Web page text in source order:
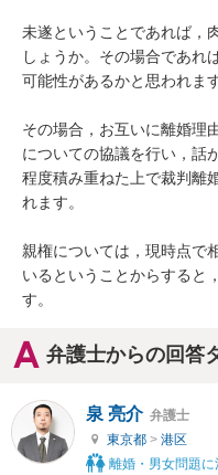
未遂ということであれば，
しょうか。その場合であれ
可能性があるかと思われます
その場合，お互いに離婚理
についての協議を行い，話
程度積み重ねた上で裁判離
れます。
親権については，現時点で
いるということからすると
す。
弁護士からの回答
泉 亮介 弁護士
東京都 > 港区
離婚・男女問題